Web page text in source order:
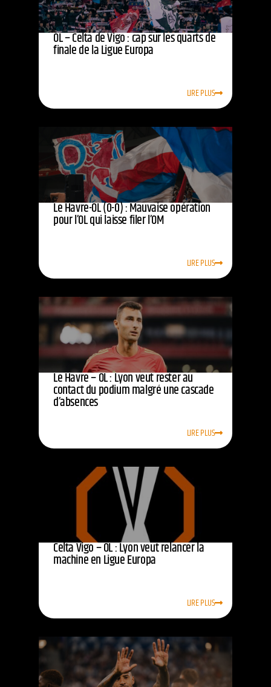
OL – Celta de Vigo : cap sur les quarts de
finale de la Ligue Europa
LIRE PLUS
Le Havre-OL (0-0) : Mauvaise opération
pour l’OL qui laisse filer l’OM
LIRE PLUS
Le Havre – OL : Lyon veut rester au
contact du podium malgré une cascade
d’absences
LIRE PLUS
Celta Vigo – OL : Lyon veut relancer la
machine en Ligue Europa
LIRE PLUS